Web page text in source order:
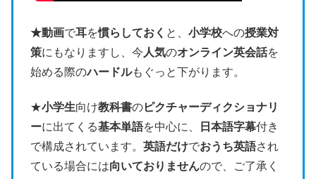
★動画で耳を慣らしておく と、 小学校への授業対
策にもなりますし、今 人気のオンライン英会話を
始める際のハードルもぐっと下がります。
★小学生向け教科書のピクチャーディクショナリ
ーに出てくる基本単語を中心に、 日本語字幕付き
で構成されています。 英語だけでおうち英語され
ている場合には向いておりませんので、ご了承く